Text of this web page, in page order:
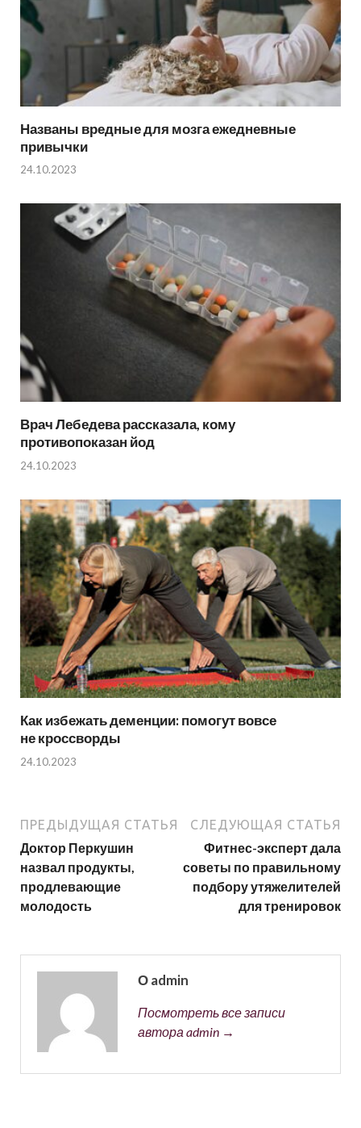
Названы вредные для мозга ежедневные
привычки
24.10.2023
Врач Лебедева рассказала, кому
противопоказан йод
24.10.2023
Как избежать деменции: помогут вовсе
не кроссворды
24.10.2023
ПРЕДЫДУЩАЯ СТАТЬЯ
Доктор Перкушин
назвал продукты,
продлевающие
молодость
СЛЕДУЮЩАЯ СТАТЬЯ
Фитнес-эксперт дала
советы по правильному
подбору утяжелителей
для тренировок
О admin
Посмотреть все записи
автора admin →